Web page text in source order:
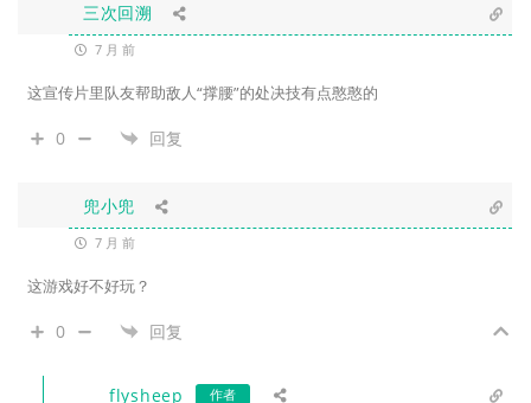
三次回溯
7 月 前
这宣传片里队友帮助敌人“撑腰”的处决技有点憨憨的
0 回复
兜小兜
7 月 前
这游戏好不好玩？
0 回复
flysheep 作者